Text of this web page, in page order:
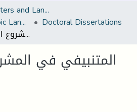
Faculty of Letters and Languages
Department of Arabic Language and Literature Doctoral Dissertations
المتنبيفي في المشروع النقدي عند طه حسين
المتنبيفي في